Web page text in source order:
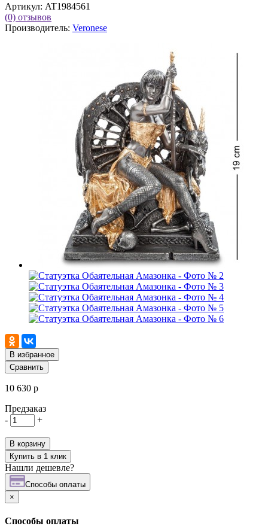
Артикул: AT1984561
(0) отзывов
Производитель: Veronese
В избранное
Сравнить
10 630 р
Предзаказ
-
+
В корзину
Купить в 1 клик
Нашли дешевле?
Cпособы оплаты
×
Cпособы оплаты